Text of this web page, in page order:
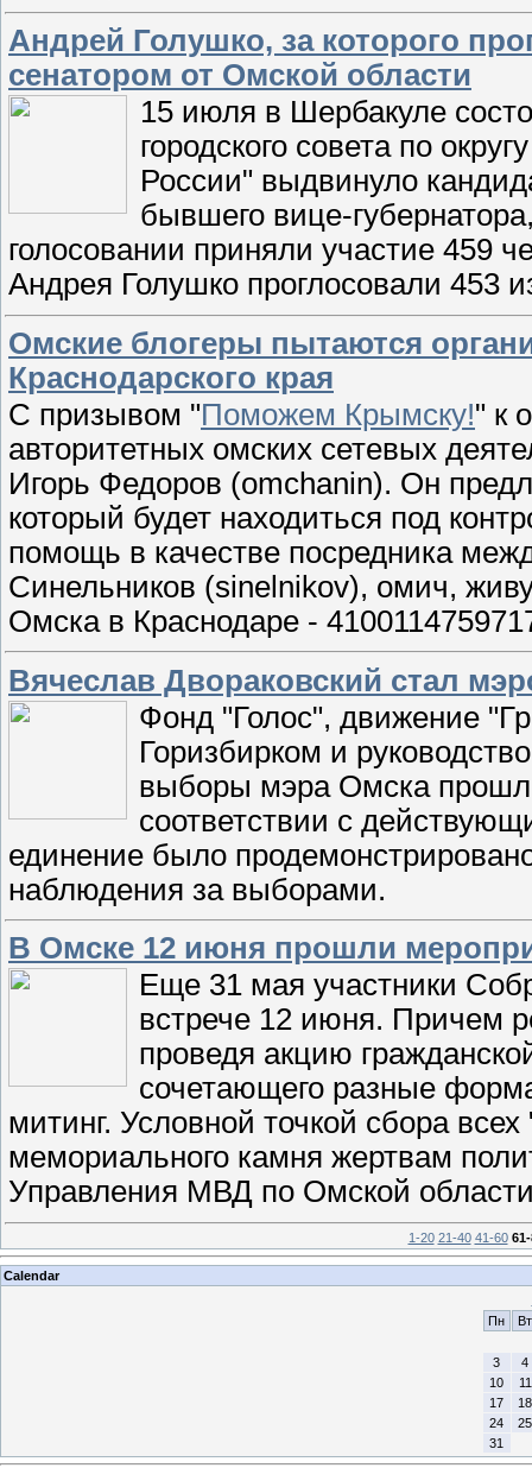
Андрей Голушко, за которого
сенатором от Омской области
15 июля в Шербакуле
городского совета по
России" выдвинуло
бывшего вице-
голосовании приняли участие 459
Андрея Голушко проглосовали 453
Омские блогеры пытаются
Краснодарского края
С призывом "Поможем Крымску!" к
авторитетных омских сетевых
Игорь Федоров (omchanin). Он
который будет находиться под
помощь в качестве посредника
Синельников (sinelnikov), омич,
Омска в Краснодаре -
Вячеслав Двораковский стал
Фонд "Голос", движение
Горизбирком и
выборы мэра Омска
соответствии с
единение было
наблюдения за выборами.
В Омске 12 июня прошли
Еще 31 мая участники
встрече 12 июня. Причем
проведя акцию
сочетающего разные
митинг. Условной точкой сбора
мемориального камня жертвам
Управления МВД по Омской
1-20 21-40 41-60
Calendar
Пн
Вт
3
4
10
11
17
18
24
25
31